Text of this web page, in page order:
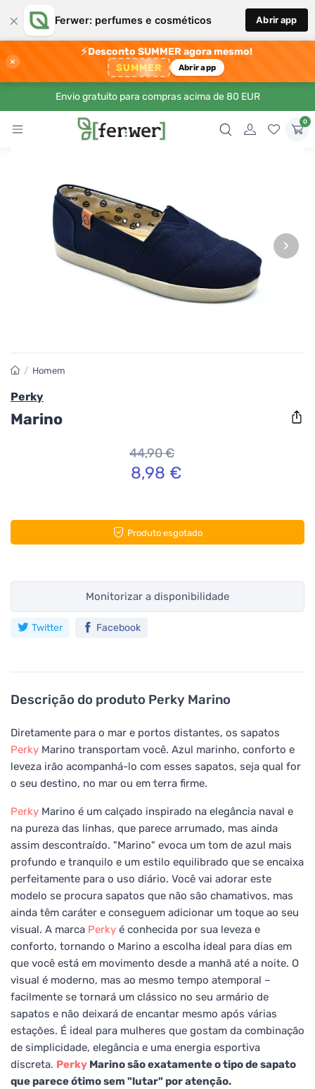
× Ferwer: perfumes e cosméticos Abrir app
×
⚡Desconto SUMMER agora mesmo!
SUMMER Abrir app
Envio gratuito para compras acima de 80 EUR
0
›
Descrição do produto Perky Marino
Diretamente para o mar e portos distantes, os sapatos
Perky Marino transportam você. Azul marinho, conforto e
leveza irão acompanhá-lo com esses sapatos, seja qual for
o seu destino, no mar ou em terra firme.
Perky Marino é um calçado inspirado na elegância naval e
na pureza das linhas, que parece arrumado, mas ainda
assim descontraído. "Marino" evoca um tom de azul mais
profundo e tranquilo e um estilo equilibrado que se encaixa
perfeitamente para o uso diário. Você vai adorar este
modelo se procura sapatos que não são chamativos, mas
ainda têm caráter e conseguem adicionar um toque ao seu
visual. A marca Perky é conhecida por sua leveza e
conforto, tornando o Marino a escolha ideal para dias em
que você está em movimento desde a manhã até a noite. O
visual é moderno, mas ao mesmo tempo atemporal –
facilmente se tornará um clássico no seu armário de
sapatos e não deixará de encantar mesmo após várias
estações. É ideal para mulheres que gostam da combinação
de simplicidade, elegância e uma energia esportiva
discreta. Perky Marino são exatamente o tipo de sapato
que parece ótimo sem "lutar" por atenção.
/ Homem
Perky
Marino
44,90 €
8,98 €
Produto esgotado
Monitorizar a disponibilidade
Twitter Facebook